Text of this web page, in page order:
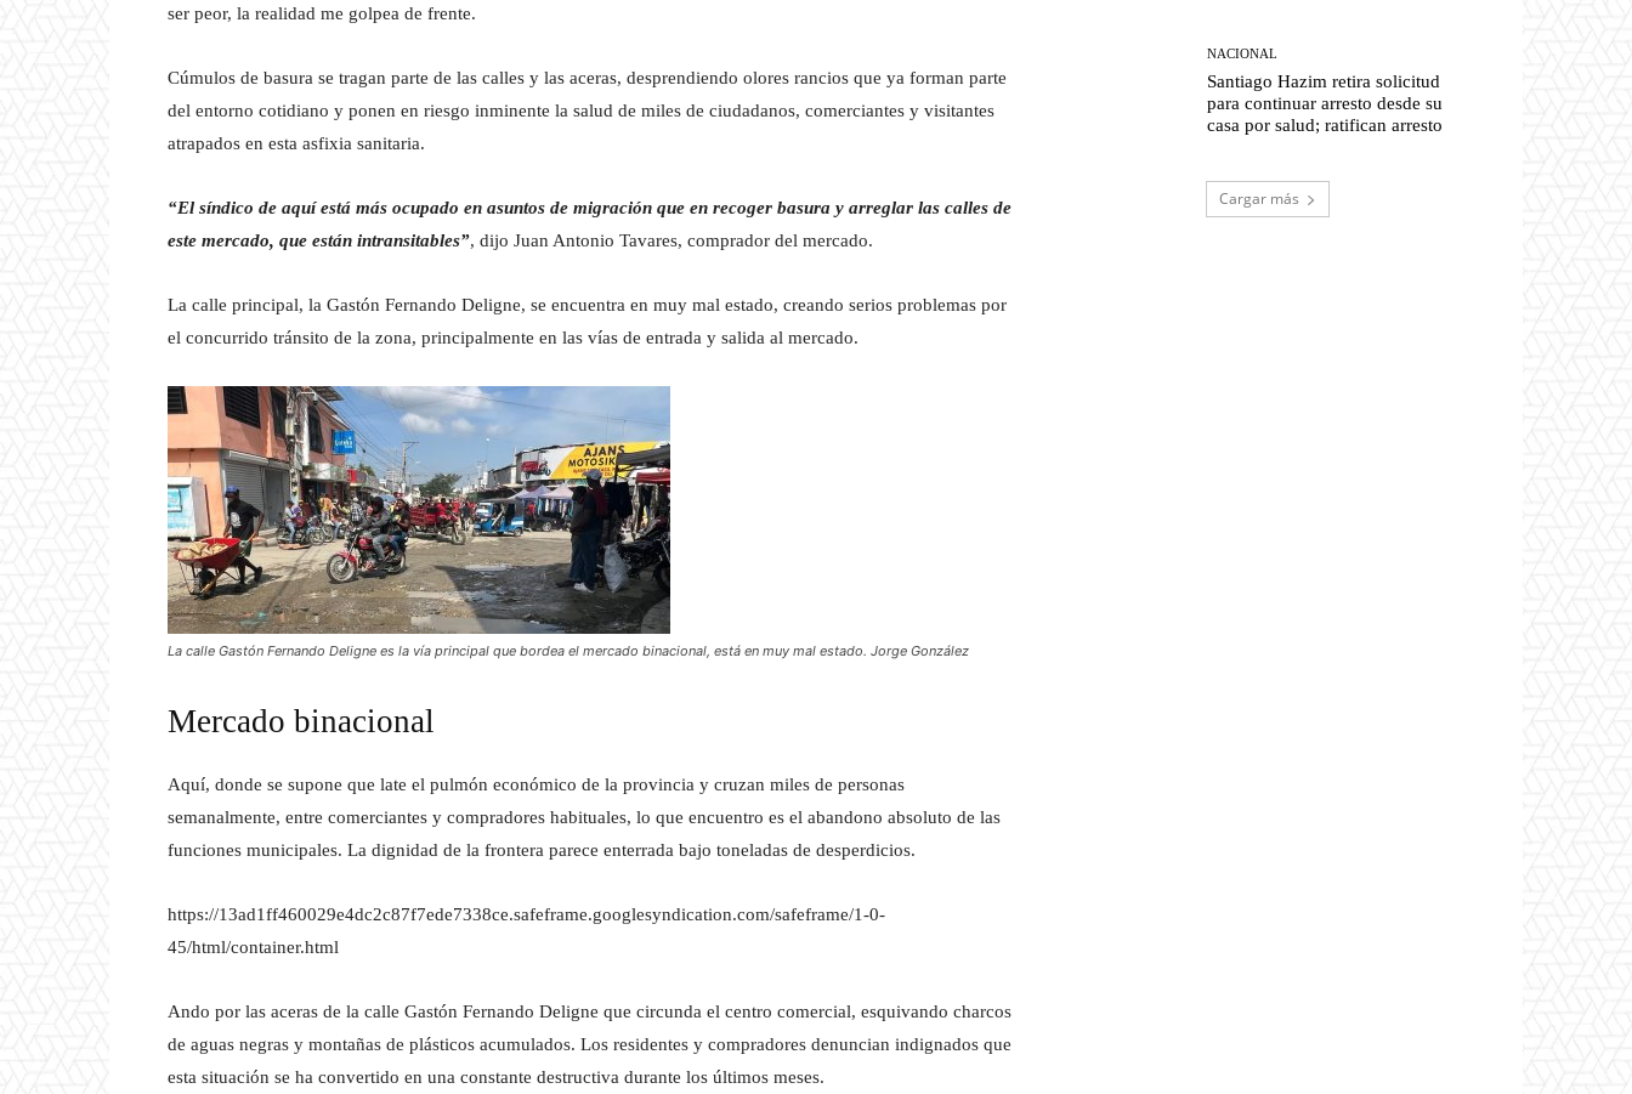
ser peor, la realidad me golpea de frente.
Cúmulos de basura se tragan parte de las calles y las aceras, desprendiendo olores rancios que ya forman parte
del entorno cotidiano y ponen en riesgo inminente la salud de miles de ciudadanos, comerciantes y visitantes
atrapados en esta asfixia sanitaria.
“El síndico de aquí está más ocupado en asuntos de migración que en recoger basura y arreglar las calles de
este mercado, que están intransitables”, dijo Juan Antonio Tavares, comprador del mercado.
La calle principal, la Gastón Fernando Deligne, se encuentra en muy mal estado, creando serios problemas por
el concurrido tránsito de la zona, principalmente en las vías de entrada y salida al mercado.
La calle Gastón Fernando Deligne es la vía principal que bordea el mercado binacional, está en muy mal estado. Jorge González
Mercado binacional
Aquí, donde se supone que late el pulmón económico de la provincia y cruzan miles de personas
semanalmente, entre comerciantes y compradores habituales, lo que encuentro es el abandono absoluto de las
funciones municipales. La dignidad de la frontera parece enterrada bajo toneladas de desperdicios.
https://13ad1ff460029e4dc2c87f7ede7338ce.safeframe.googlesyndication.com/safeframe/1-0-
45/html/container.html
Ando por las aceras de la calle Gastón Fernando Deligne que circunda el centro comercial, esquivando charcos
de aguas negras y montañas de plásticos acumulados. Los residentes y compradores denuncian indignados que
esta situación se ha convertido en una constante destructiva durante los últimos meses.
NACIONAL
Santiago Hazim retira solicitud
para continuar arresto desde su
casa por salud; ratifican arresto
Cargar más